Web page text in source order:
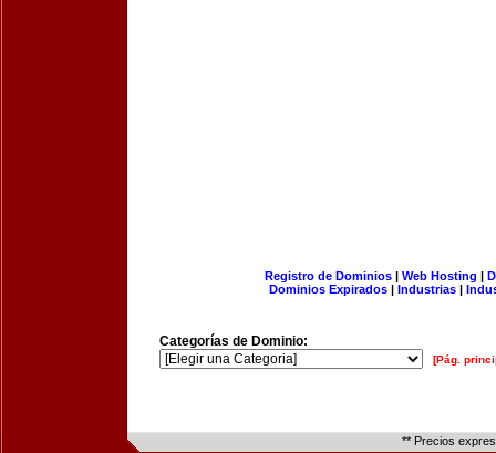
Registro de Dominios| Web Hosting |
Dominios Expirados | Industrias |
Categorías de Dominio:
[Pág.
** Precios